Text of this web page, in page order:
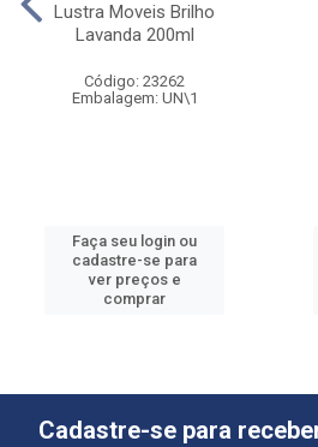
Lustra Moveis Brilho
Lavanda 200ml
Código: 23262
Embalagem: UN\1
Faça seu login ou
cadastre-se para
ver preços e
comprar
Cadastre-se para